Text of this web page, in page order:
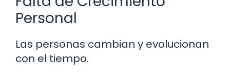
Personal
Las personas cambian y evolucionan
con el tiempo.